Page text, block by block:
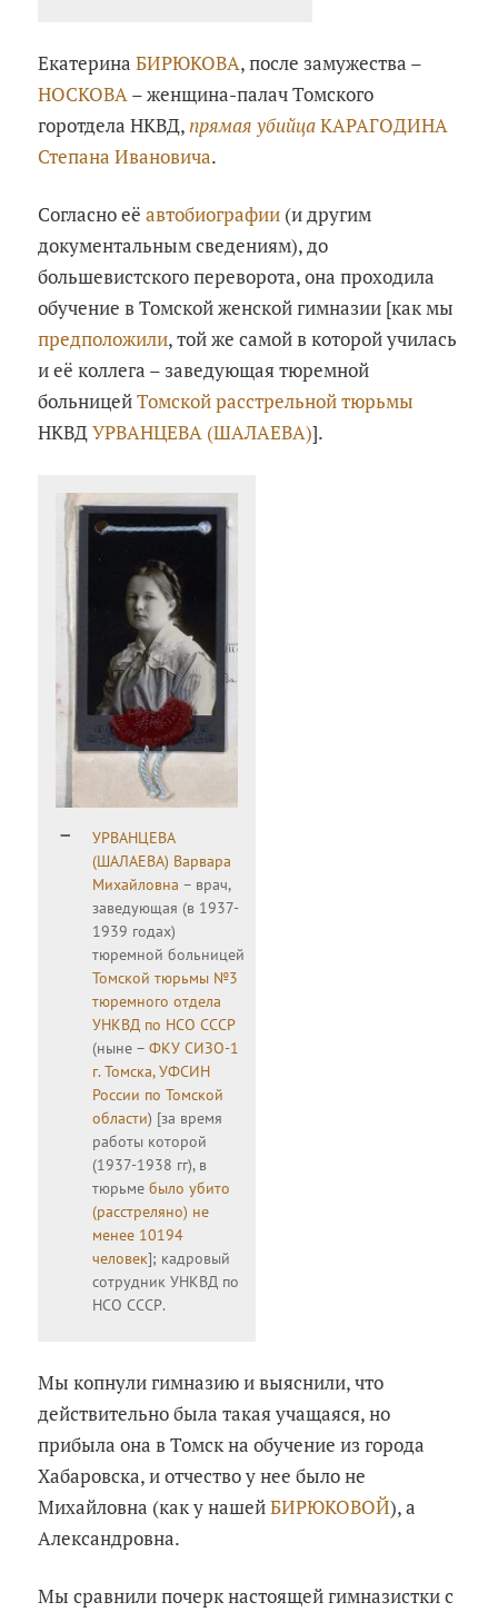
ЕкатеринаБИРЮКОВА, после замужества –
НОСКОВА– женщина-палач Томского
горотдела НКВД,прямая убийцаКАРАГОДИНА
Степана Ивановича.
Согласно еёавтобиографии (и другим
документальным сведениям), до
большевистского переворота, она проходила
обучение в Томской женской гимназии [как мы
предположили, той же самой в которой училась
и её коллега – заведующая тюремной
больницейТомской расстрельной тюрьмы
НКВДУРВАНЦЕВА (ШАЛАЕВА)].
УРВАНЦЕВА
(ШАЛАЕВА) Варвара
Михайловна – врач,
заведующая (в 1937-
1939 годах)
тюремной больницей
Томской тюрьмы №3
тюремного отдела
УНКВД по НСО СССР
(ныне –ФКУ СИЗО-1
г. Томска, УФСИН
России по Томской
области) [за время
работы которой
(1937-1938 гг), в
тюрьмебыло убито
(расстреляно) не
менее 10194
человек]; кадровый
сотрудник УНКВД по
НСО СССР.
Мы копнули гимназию и выяснили, что
действительно была такая учащаяся, но
прибыла она в Томск на обучение из города
Хабаровска, и отчество у нее было не
Михайловна (как у нашейБИРЮКОВОЙ), а
Александровна.
Мы сравнили почерк настоящей гимназистки с